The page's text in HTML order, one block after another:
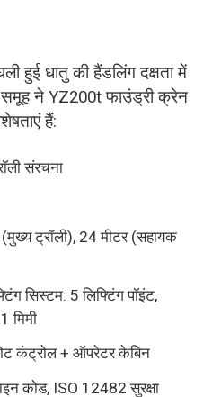
हुई धातु की हैंडलिंग दक्षता में
ने YZ200t फाउंड्री क्रेन
हैं:
संरचना
ट्रॉली), 24 मीटर (सहायक
सिस्टम: 5 लिफ्टिंग पॉइंट,
मिमी
कंट्रोल + ऑपरेटर केबिन
कोड, ISO 12482 सुरक्षा